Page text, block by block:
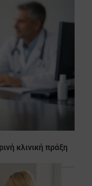
κλινική πράξη